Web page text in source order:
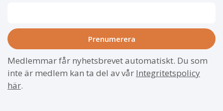
Medlemmar får nyhetsbrevet automatiskt. Du som
inte är medlem kan ta del av vår Integritetspolicy
här.